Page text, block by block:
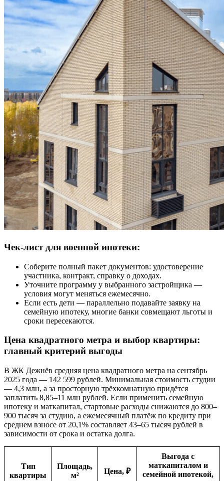
Чек-лист для военной ипотеки:
Соберите полный пакет документов: удостоверение
участника, контракт, справку о доходах.
Уточните программу у выбранного застройщика —
условия могут меняться ежемесячно.
Если есть дети — параллельно подавайте заявку на
семейную ипотеку, многие банки совмещают льготы и
сроки пересекаются.
Цена квадратного метра и выбор квартиры:
главный критерий выгоды
В ЖК Дежнёв средняя цена квадратного метра на сентябрь
2025 года — 142 599 рублей. Минимальная стоимость студии
— 4,3 млн, а за просторную трёхкомнатную придётся
заплатить 8,85–11 млн рублей. Если применить семейную
ипотеку и маткапитал, стартовые расходы снижаются до 800–
900 тысяч за студию, а ежемесячный платёж по кредиту при
среднем взносе от 20,1% составляет 43–65 тысяч рублей в
зависимости от срока и остатка долга.
Тип
квартиры
Площадь,
м²
Цена, ₽
Выгода с
маткапиталом и
семейной ипотекой,